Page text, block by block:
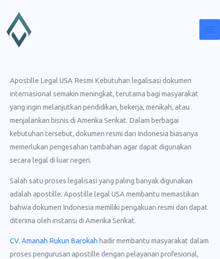
konten
Apostille Legal USA Resmi Kebutuhan legalisasi dokumen
internasional semakin meningkat, terutama bagi masyarakat
yang ingin melanjutkan pendidikan, bekerja, menikah, atau
menjalankan bisnis di Amerika Serikat. Dalam berbagai
kebutuhan tersebut, dokumen resmi dari Indonesia biasanya
memerlukan pengesahan tambahan agar dapat digunakan
secara legal di luar negeri.
Salah satu proses legalisasi yang paling banyak digunakan
adalah apostille. Apostille legal USA membantu memastikan
bahwa dokumen Indonesia memiliki pengakuan resmi dan dapat
diterima oleh instansi di Amerika Serikat.
CV. Amanah Rukun Barokah hadir membantu masyarakat dalam
proses pengurusan apostille dengan pelayanan profesional,